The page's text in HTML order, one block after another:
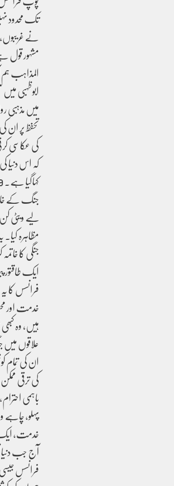
تک محدود
نے
مشہور
ابوظہبی
میں مذہبی
کی عکاسی
کہ اس دنیا
جنگ کے
لیے ویٹی
مظاہرہ
جنگی کا
ایک
فرانسس کا
خدمت اور
ہیں، وہ
علاقوں
ان کی
کی ترقی
باہمی
پہلو، چاہے
خدمت، ایک
آج جب
فرانسس